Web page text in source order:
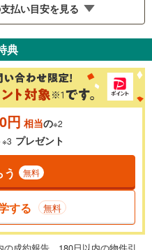
払い目安を見る
％
可能です。多くの金融機関
としています。
万円
典
円 相当の※2
※3 プレゼント
無料
する 無料